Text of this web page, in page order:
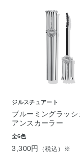
ジルスチュアート
ブルーミングラッシ
アンスカーラー
全6色
3,300円 （税込）※